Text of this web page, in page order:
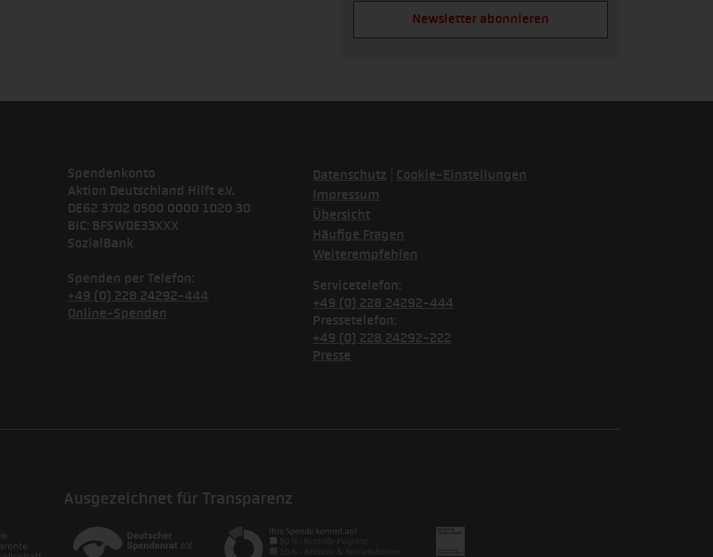
Newsletter abonnieren
Spendenkonto
Aktion Deutschland Hilft e.V.
DE62 3702 0500 0000 1020 30
BIC: BFSWDE33XXX
SozialBank
Spenden per Telefon:
+49 (0) 228 24292-444
Online-Spenden
Datenschutz
Cookie-Einstellungen
Impressum
Übersicht
Häufige Fragen
Weiterempfehlen
Servicetelefon:
+49 (0) 228 24292-444
Pressetelefon:
+49 (0) 228 24292-222
Presse
Ausgezeichnet für Transparenz